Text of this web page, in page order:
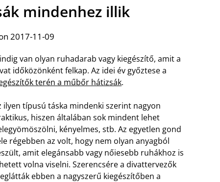
mindenhez illik
2017-11-09
van olyan ruhadarab vagy kiegészítő, amit a
időközönként felkap. Az idei év győztese a
terén a műbőr hátizsák.
ilyen típusú táska mindenki szerint nagyon
hiszen általában sok mindent lehet
kényelmes, stb. Az egyetlen gond
régebben az volt, hogy nem olyan anyagból
amit elegánsabb vagy nőiesebb ruhákhoz is
volna viselni. Szerencsére a divattervezők
ebben a nagyszerű kiegészítőben a